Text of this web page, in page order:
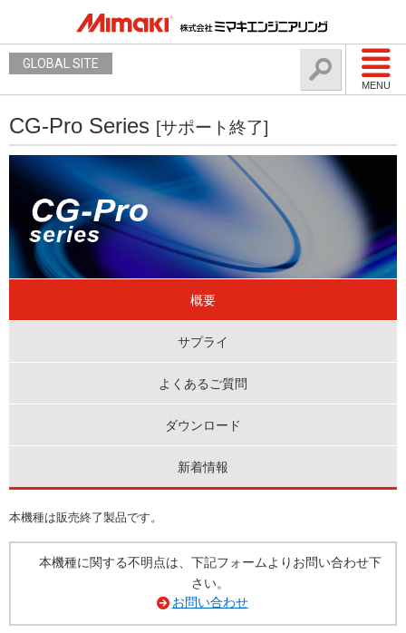
MENU
GLOBAL SITE
CG-Pro Series [サポート終了]
概要
サプライ
よくあるご質問
ダウンロード
新着情報
本機種は販売終了製品です。
本機種に関する不明点は、下記フォームよりお問い合わせ下
さい。
お問い合わせ